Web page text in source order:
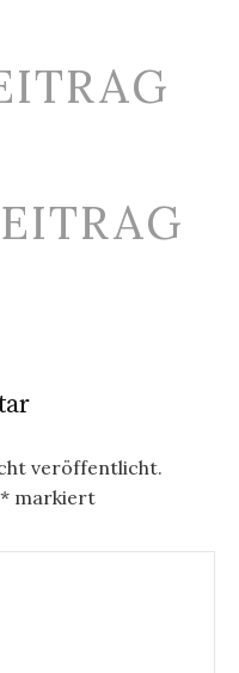
veröffentlicht.
* markiert